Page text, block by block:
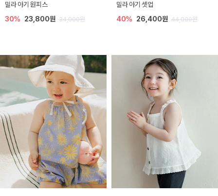
밀라 아기 원피스
30% 23,800원 34,000원
밀라 아기 셋업
40% 26,400원 44,000원